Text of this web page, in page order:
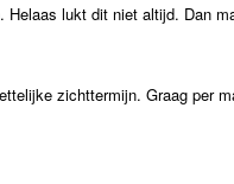
lukt dit niet altijd. Dan
zichttermijn. Graag per